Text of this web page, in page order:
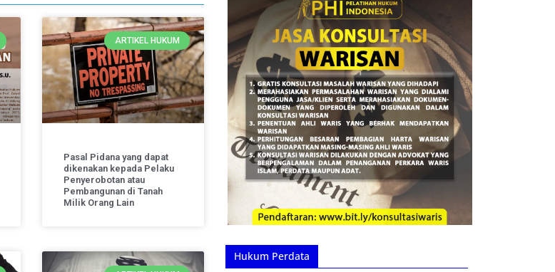
ARTIKEL HUKUM
Pasal Pidana yang dapat
dikenakan kepada Pelaku
Penyerobotan atau
Pembangunan di Tanah
Milik Orang Lain
Hukum Perdata